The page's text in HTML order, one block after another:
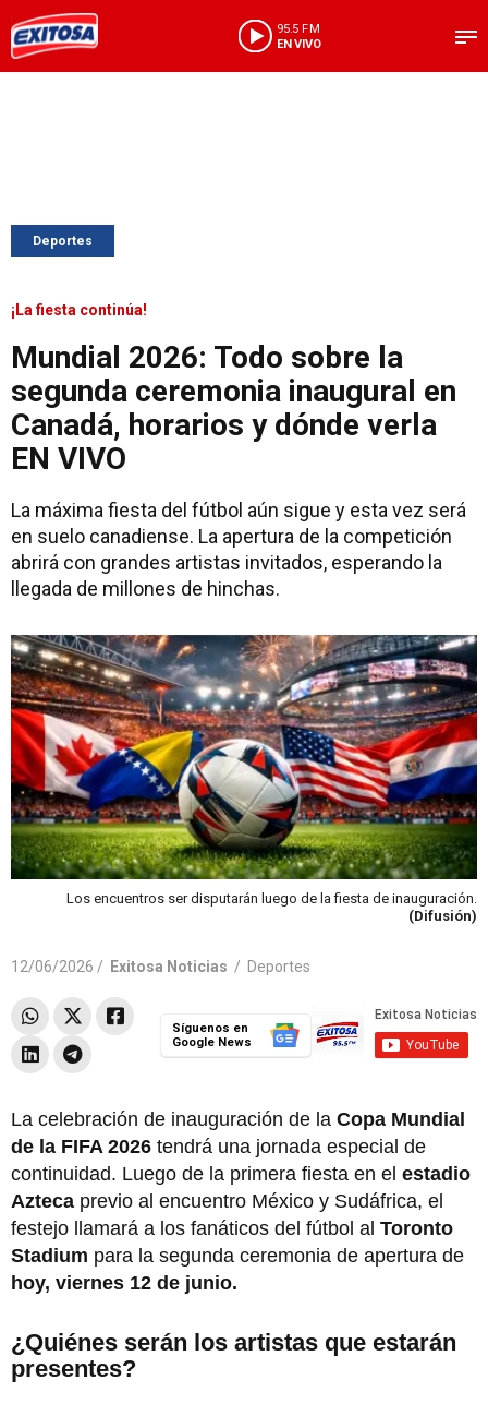
95.5 FM
EN VIVO
Deportes
¡La fiesta continúa!
Mundial 2026: Todo sobre la
segunda ceremonia inaugural en
Canadá, horarios y dónde verla
EN VIVO
La máxima fiesta del fútbol aún sigue y esta vez será
en suelo canadiense. La apertura de la competición
abrirá con grandes artistas invitados, esperando la
llegada de millones de hinchas.
Los encuentros ser disputarán luego de la fiesta de inauguración.
(Difusión)
12/06/2026 / Exitosa Noticias / Deportes
Síguenos en
Google News
La celebración de inauguración de la Copa Mundial
de la FIFA 2026 tendrá una jornada especial de
continuidad. Luego de la primera fiesta en el estadio
Azteca previo al encuentro México y Sudáfrica, el
festejo llamará a los fanáticos del fútbol al Toronto
Stadium para la segunda ceremonia de apertura de
hoy, viernes 12 de junio.
¿Quiénes serán los artistas que estarán
presentes?